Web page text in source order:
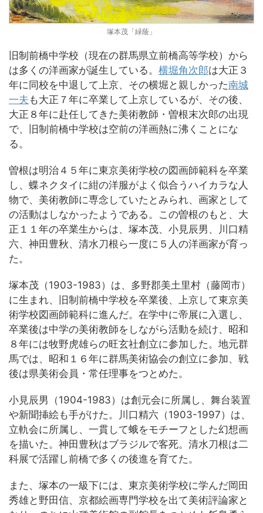
塚本茂「緑蔭」
旧制前橋中学校（現在の群馬県立前橋高等学校）から
は多くの洋画家が誕生している。 横堀角次郎は大正３
年に同校を中退して上京、その横堀と親しかった南城
一夫 も大正７年に卒業して上京しているが、その後、
大正８年に赴任してきた美術教師・曽根末次郎の出現
で、旧制前橋中学校は空前の洋画熱に沸くことにな
る。
曽根は明治４５年に東京美術学校の図画師範科を卒業
し、蝶ネクタイに紺の洋服がよく似合うハイカラな人
物で、美術教師に専念していたとみられ、画家として
の活動はしなかったようである。この曽根のもと、大
正１１年の卒業生からは、塚本茂、小見辰男、川口精
六、神田豊秋、清水刀根ら一度に５人の洋画家が育っ
た。
塚本茂（1903-1983）は、多野郡美土里村（藤岡市）
に生まれ、旧制前橋中学校を卒業後、上京して東京美
術学校図画師範科に進んだ。在学中に帝展に入選し、
卒業後は中学の美術教師をしながら活動を続け、昭和
８年には牧野虎雄らの旺玄社創立に参加した。地元群
馬では、昭和１６年に群馬美術協会の創立に参加、戦
後は県美術会員・常任理事をつとめた。
小見辰男（1904-1983）は創元会に所属し、舞台装置
や新聞挿絵も手がけた。川口精六（1903-1997）は、
立軌会に所属し、一貫して蛾をモチーフとした幻想画
を描いた。神田豊秋はブラジルで客死。清水刀根は二
科展で活躍し前橋で多くの後進を育てた。
また、塚本の一級下には、東京美術学校に学んだ岡田
秀雄と野田信、京都絵画専門学校を出て美術評論家と